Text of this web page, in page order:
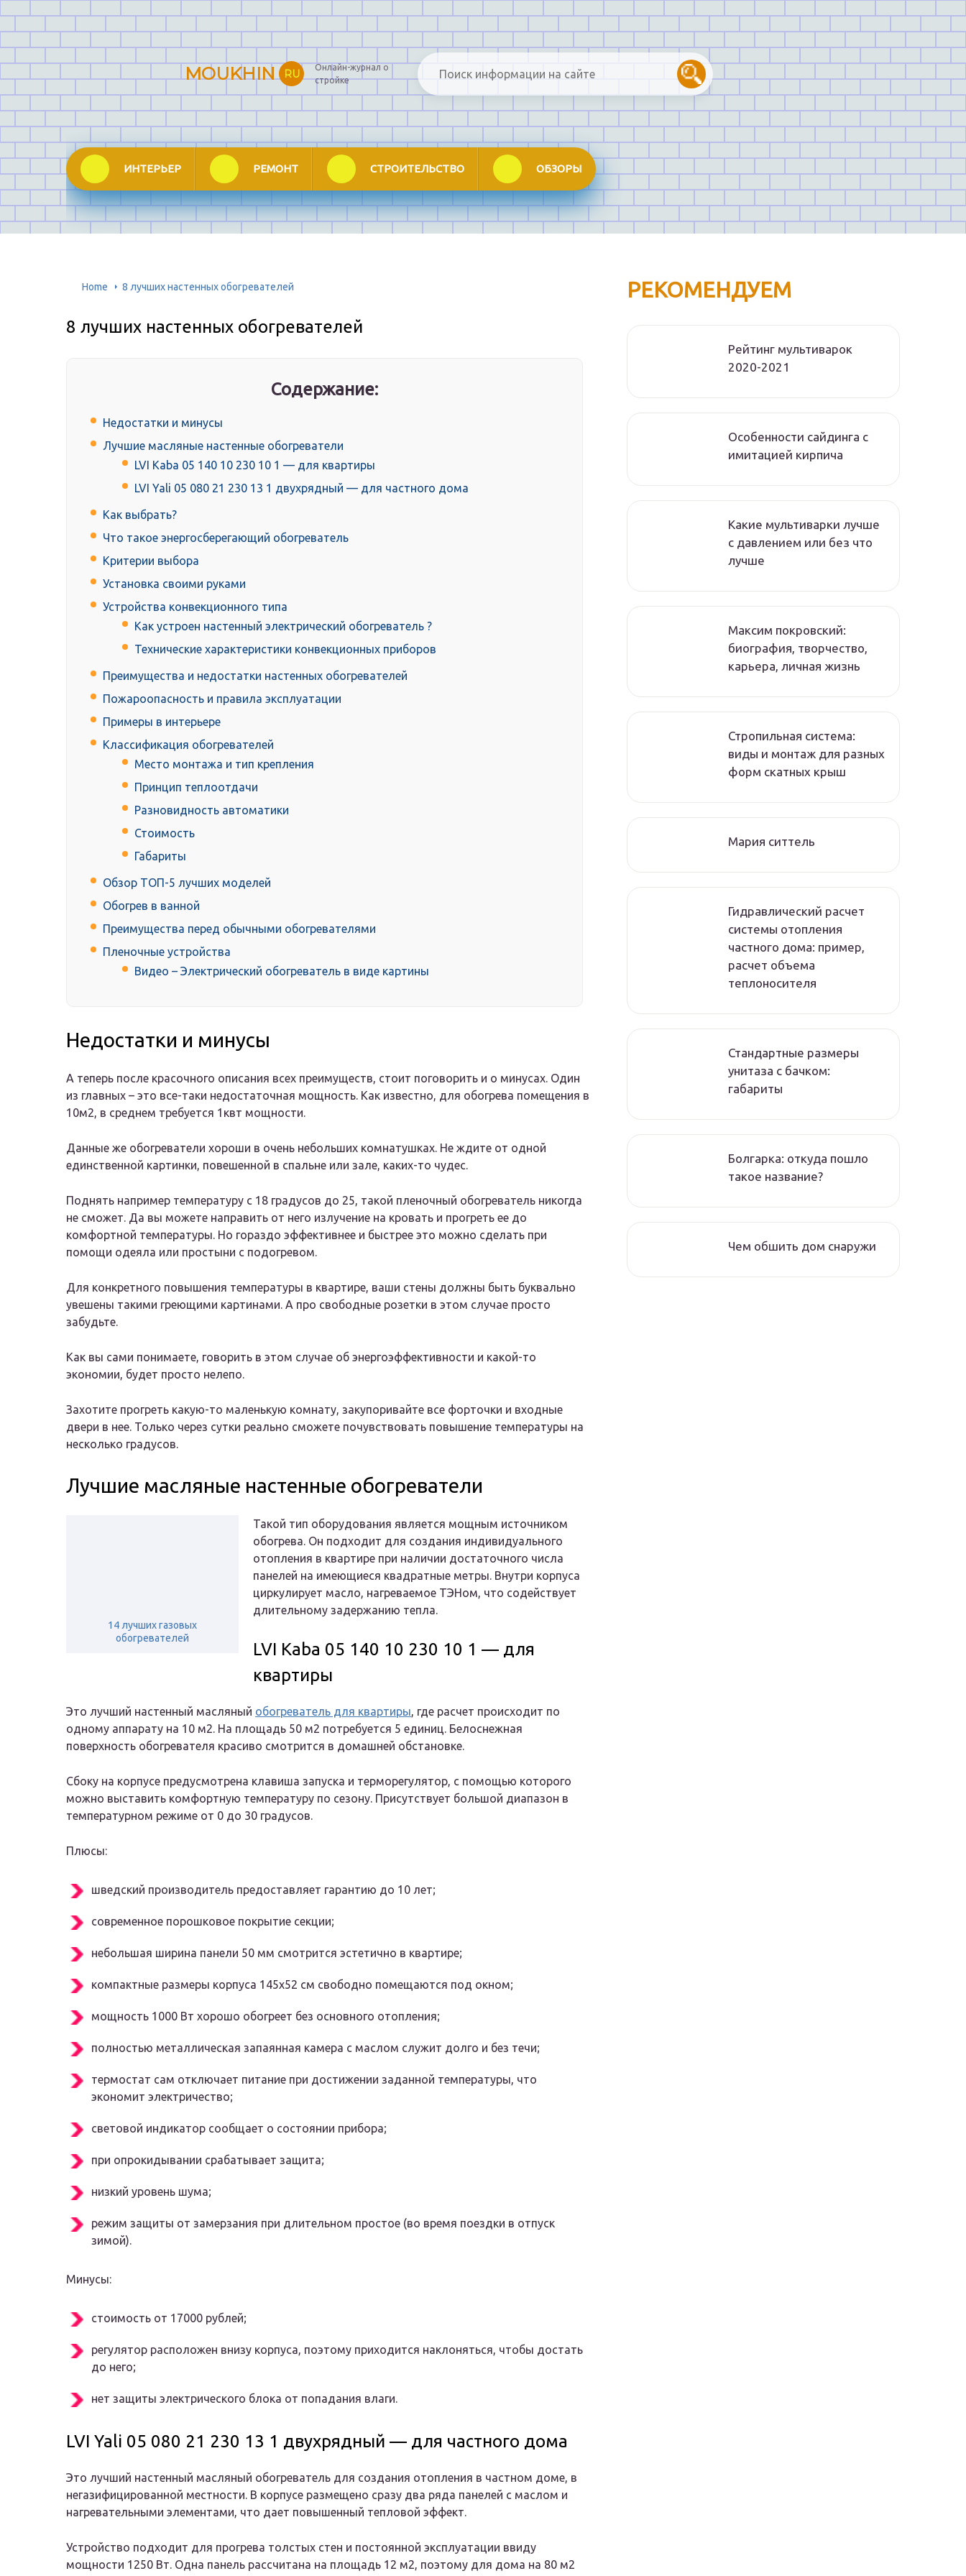
MOUKHIN RU
Онлайн-журнал о
стройке
ИНТЕРЬЕР РЕМОНТ СТРОИТЕЛЬСТВО ОБЗОРЫ
Home 8 лучших настенных обогревателей
8 лучших настенных обогревателей
Содержание:
Недостатки и минусы
Лучшие масляные настенные обогреватели
LVI Kaba 05 140 10 230 10 1 — для квартиры
LVI Yali 05 080 21 230 13 1 двухрядный — для частного дома
Как выбрать?
Что такое энергосберегающий обогреватель
Критерии выбора
Установка своими руками
Устройства конвекционного типа
Как устроен настенный электрический обогреватель ?
Технические характеристики конвекционных приборов
Преимущества и недостатки настенных обогревателей
Пожароопасность и правила эксплуатации
Примеры в интерьере
Классификация обогревателей
Место монтажа и тип крепления
Принцип теплоотдачи
Разновидность автоматики
Стоимость
Габариты
Обзор ТОП-5 лучших моделей
Обогрев в ванной
Преимущества перед обычными обогревателями
Пленочные устройства
Видео – Электрический обогреватель в виде картины
Недостатки и минусы
А теперь после красочного описания всех преимуществ, стоит поговорить и о минусах. Один
из главных – это все-таки недостаточная мощность. Как известно, для обогрева помещения в
10м2, в среднем требуется 1квт мощности.
Данные же обогреватели хороши в очень небольших комнатушках. Не ждите от одной
единственной картинки, повешенной в спальне или зале, каких-то чудес.
Поднять например температуру с 18 градусов до 25, такой пленочный обогреватель никогда
не сможет. Да вы можете направить от него излучение на кровать и прогреть ее до
комфортной температуры. Но гораздо эффективнее и быстрее это можно сделать при
помощи одеяла или простыни с подогревом.
Для конкретного повышения температуры в квартире, ваши стены должны быть буквально
увешены такими греющими картинами. А про свободные розетки в этом случае просто
забудьте.
Как вы сами понимаете, говорить в этом случае об энергоэффективности и какой-то
экономии, будет просто нелепо.
Захотите прогреть какую-то маленькую комнату, закупоривайте все форточки и входные
двери в нее. Только через сутки реально сможете почувствовать повышение температуры на
несколько градусов.
Лучшие масляные настенные обогреватели
14 лучших газовых
обогревателей
Такой тип оборудования является мощным источником
обогрева. Он подходит для создания индивидуального
отопления в квартире при наличии достаточного числа
панелей на имеющиеся квадратные метры. Внутри корпуса
циркулирует масло, нагреваемое ТЭНом, что содействует
длительному задержанию тепла.
LVI Kaba 05 140 10 230 10 1 — для
квартиры
Это лучший настенный масляный обогреватель для квартиры, где расчет происходит по
одному аппарату на 10 м2. На площадь 50 м2 потребуется 5 единиц. Белоснежная
поверхность обогревателя красиво смотрится в домашней обстановке.
Сбоку на корпусе предусмотрена клавиша запуска и терморегулятор, с помощью которого
можно выставить комфортную температуру по сезону. Присутствует большой диапазон в
температурном режиме от 0 до 30 градусов.
Плюсы:
шведский производитель предоставляет гарантию до 10 лет;
современное порошковое покрытие секции;
небольшая ширина панели 50 мм смотрится эстетично в квартире;
компактные размеры корпуса 145х52 см свободно помещаются под окном;
мощность 1000 Вт хорошо обогреет без основного отопления;
полностью металлическая запаянная камера с маслом служит долго и без течи;
термостат сам отключает питание при достижении заданной температуры, что
экономит электричество;
световой индикатор сообщает о состоянии прибора;
при опрокидывании срабатывает защита;
низкий уровень шума;
режим защиты от замерзания при длительном простое (во время поездки в отпуск
зимой).
Минусы:
стоимость от 17000 рублей;
регулятор расположен внизу корпуса, поэтому приходится наклоняться, чтобы достать
до него;
нет защиты электрического блока от попадания влаги.
LVI Yali 05 080 21 230 13 1 двухрядный — для частного дома
Это лучший настенный масляный обогреватель для создания отопления в частном доме, в
негазифицированной местности. В корпусе размещено сразу два ряда панелей с маслом и
нагревательными элементами, что дает повышенный тепловой эффект.
Устройство подходит для прогрева толстых стен и постоянной эксплуатации ввиду
мощности 1250 Вт. Одна панель рассчитана на площадь 12 м2, поэтому для дома на 80 м2
РЕКОМЕНДУЕМ
Рейтинг мультиварок
2020-2021
Особенности сайдинга с
имитацией кирпича
Какие мультиварки лучше
с давлением или без что
лучше
Максим покровский:
биография, творчество,
карьера, личная жизнь
Стропильная система:
виды и монтаж для разных
форм скатных крыш
Мария ситтель
Гидравлический расчет
системы отопления
частного дома: пример,
расчет объема
теплоносителя
Стандартные размеры
унитаза с бачком:
габариты
Болгарка: откуда пошло
такое название?
Чем обшить дом снаружи